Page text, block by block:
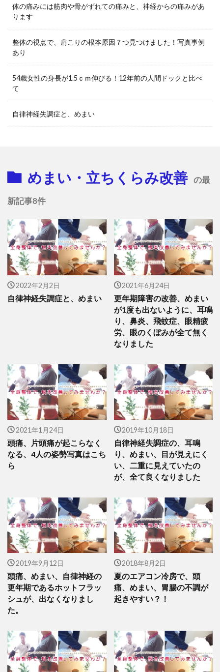
体の痛みには筋肉や骨がずれての痛みと、神経からの痛みがあ
ります
整体の視点で、肩こりの根本原因７つ見つけました！写真事例
あり
54歳女性の身長が1.5ｃｍ伸びる！12年前の人間ドックと比べ
て
自律神経失調症と、めまい
めまい・立ちくらみ改善 の最
新記事8件
2022年2月2日
自律神経失調症と、めまい
2021年6月24日
更年期障害の改善、めまい
が1度も出ないように、耳鳴
り、鼻炎、飛蚊症、眼精疲
労、眼のくぼみが全て無く
なりました
2021年1月24日
頭痛、片頭痛が起こらなく
なる、4人の姿勢写真はこち
ら
2019年10月18日
自律神経失調症の、耳鳴
り、めまい、目が見えにく
い、二重に見えていたの
が、全て良くなりました
2019年9月12日
頭痛、めまい、自律神経の
更年期であるホットフラッ
シュが、出なくなりまし
た。
2018年8月2日
夏のエアコン冷房で、頭
痛、めまい、胃腸の不調が
起きやすい？！